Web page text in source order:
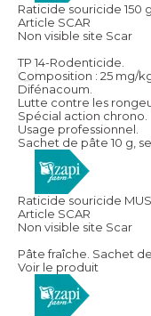
Raticide souricide 150
Article SCAR
Non visible site Scar
TP 14-Rodenticide.
Composition : 25 mg/
Difénacoum.
Lutte contre les
Spécial action chrono.
Usage professionnel.
Sachet de pâte 10 g,
Raticide souricide
Article SCAR
Non visible site Scar
Pâte fraîche. Sachet
Voir le produit